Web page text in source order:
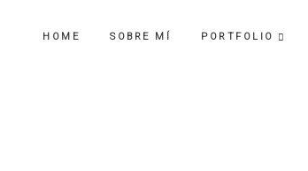
HOME SOBRE MÍ PORTFOLIO